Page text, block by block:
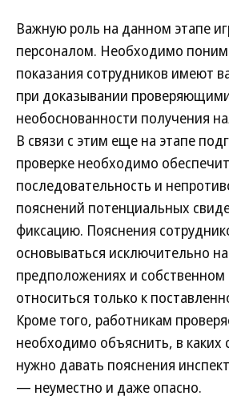
Важную роль на данном этапе
персоналом. Необходимо
показания сотрудников имеют
при доказывании
необоснованности получения
В связи с этим еще на этапе
проверке необходимо
последовательность и
пояснений потенциальных
фиксацию. Пояснения
основываться исключительно
предположениях и
относиться только к
Кроме того, работникам
необходимо объяснить, в каких
нужно давать пояснения
— неуместно и даже опасно.